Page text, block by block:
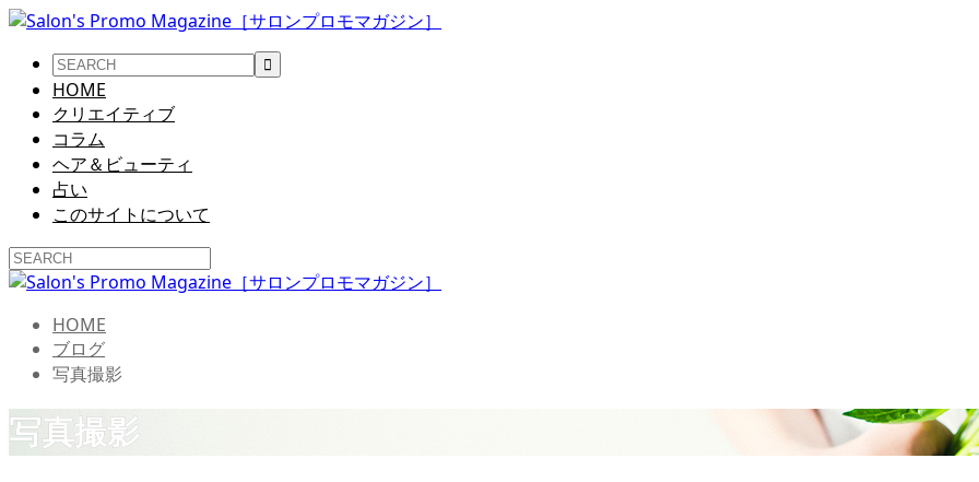
HOME
クリエイティブ
コラム
ヘア＆ビューティ
占い
このサイトについて
HOME
ブログ
写真撮影
写真撮影